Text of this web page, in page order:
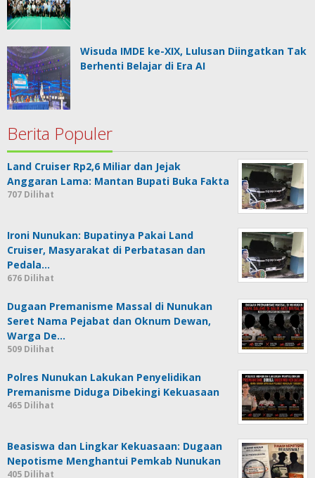
Wisuda IMDE ke-XIX, Lulusan Diingatkan Tak
Berhenti Belajar di Era AI
Berita Populer
Land Cruiser Rp2,6 Miliar dan Jejak
Anggaran Lama: Mantan Bupati Buka Fakta
707 Dilihat
Ironi Nunukan: Bupatinya Pakai Land
Cruiser, Masyarakat di Perbatasan dan
Pedala…
676 Dilihat
Dugaan Premanisme Massal di Nunukan
Seret Nama Pejabat dan Oknum Dewan,
Warga De…
509 Dilihat
Polres Nunukan Lakukan Penyelidikan
Premanisme Diduga Dibekingi Kekuasaan
465 Dilihat
Beasiswa dan Lingkar Kekuasaan: Dugaan
Nepotisme Menghantui Pemkab Nunukan
405 Dilihat